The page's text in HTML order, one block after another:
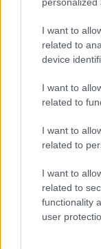
I want to
related to
device
I want to
related to
I want to
related to
I want to
related to
functionality
user
Κάνετε την πρώτη
σημειώνονται με
Η βαθμολογία σας*
Η αξιολόγησή σας*